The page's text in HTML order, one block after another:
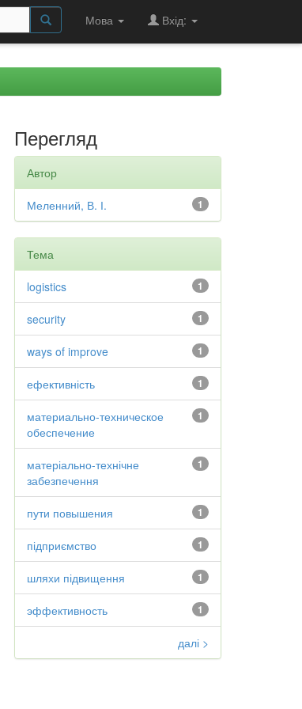
Мова Вхід:
Перегляд
Автор
1
Меленний, В. І.
Тема
1
logistics
1
security
1
ways of improve
1
ефективність
1
материально-техническое
обеспечение
1
матеріально-технічне
забезпечення
1
пути повышения
1
підприємство
1
шляхи підвищення
1
эффективность
далі >